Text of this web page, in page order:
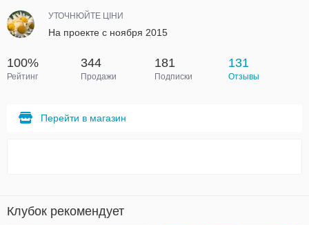
УТОЧНЮЙТЕ ЦІНИ
На проекте с ноября 2015
100%
Рейтинг
344
Продажи
181
Подписки
131
Отзывы
Перейти в магазин
Клубок рекомендует